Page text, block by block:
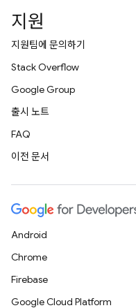
지원
지원팀에 문의하기
Stack Overflow
Google Group
출시 노트
FAQ
이전 문서
Android
Chrome
Firebase
Google Cloud Platform